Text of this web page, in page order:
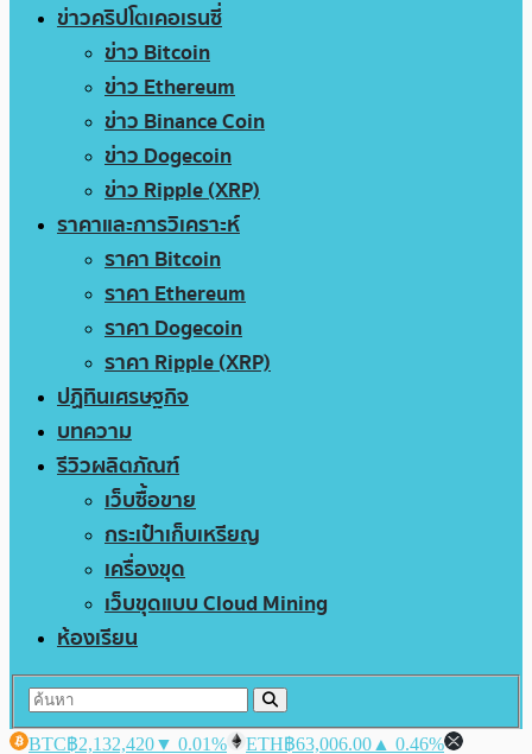
ข่าวคริปโตเคอเรนซี่
ข่าว Bitcoin
ข่าว Ethereum
ข่าว Binance Coin
ข่าว Dogecoin
ข่าว Ripple (XRP)
ราคาและการวิเคราะห์
ราคา Bitcoin
ราคา Ethereum
ราคา Dogecoin
ราคา Ripple (XRP)
ปฏิทินเศรษฐกิจ
บทความ
รีวิวผลิตภัณฑ์
เว็บซื้อขาย
กระเป๋าเก็บเหรียญ
เครื่องขุด
เว็บขุดแบบ Cloud Mining
ห้องเรียน
BTC฿2,132,420▼ 0.01% ETH฿63,006.00 ▲ 0.46%